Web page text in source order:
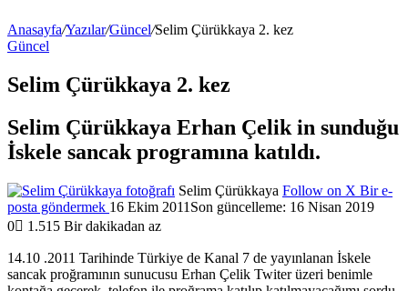
Anasayfa/Yazılar/Güncel/Selim Çürükkaya 2. kez
Güncel
Selim Çürükkaya 2. kez
Selim Çürükkaya Erhan Çelik in sunduğu
İskele sancak programına katıldı.
Selim Çürükkaya Follow on X Bir e-
posta göndermek 16 Ekim 2011 Son güncelleme: 16 Nisan 2019
0
1.515 Bir dakikadan az
14.10 .2011 Tarihinde Türkiye de Kanal 7 de yayınlanan İskele
sancak proğramının sunucusu Erhan Çelik Twiter üzeri benimle